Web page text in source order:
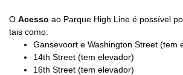
O Acesso ao Parque High Line é possível
tais como:
Gansevoort e Washington Street (tem
14th Street (tem elevador)
16th Street (tem elevador)